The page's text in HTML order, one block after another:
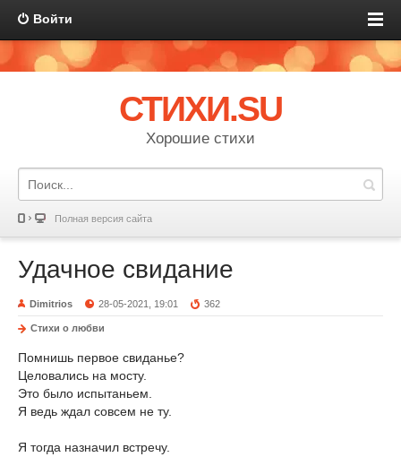
Войти
СТИХИ.SU
Хорошие стихи
Полная версия сайта
Удачное свидание
Dimitrios 28-05-2021, 19:01 362
Стихи о любви
Помнишь первое свиданье?
Целовались на мосту.
Это было испытаньем.
Я ведь ждал совсем не ту.
Я тогда назначил встречу.